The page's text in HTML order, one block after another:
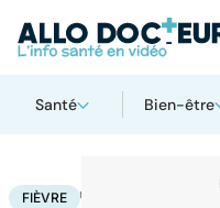
Santé Bien-être
AccueilSanté
FIÈVRE